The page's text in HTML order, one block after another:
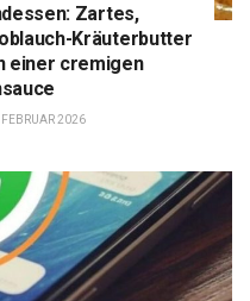
Zartes,
Kräuterbutter
einer cremigen
2026